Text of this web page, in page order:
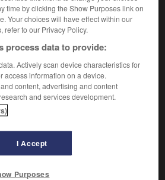
Paul Guy deChabanon
l'ouvrage Larousse « Dictionnaire
et violoniste français (Saint-
seule nous est parvenue, cet ami
doit l'essentiel de sa notoriété à
et belles lettres en 1759, et à
time by clicking the Show Purposes link on
Your choices will have effect within our
refer to our Privacy Policy.
process data to provide:
Actively scan device characteristics for
access information on a device.
content, advertising and content
and services development.
I Accept
Purposes